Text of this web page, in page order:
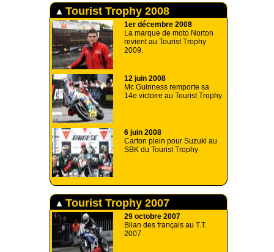
Tourist Trophy 2008
1er décembre 2008
La marque de moto Norton
revient au Tourist Trophy
2009.
12 juin 2008
Mc Guinness remporte sa
14e victoire au Tourist Trophy
6 juin 2008
Carton plein pour Suzuki au
SBK du Tourist Trophy
Tourist Trophy 2007
29 octobre 2007
Bilan des français au T.T.
2007